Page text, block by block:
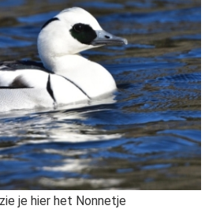
je hier het Nonnetje